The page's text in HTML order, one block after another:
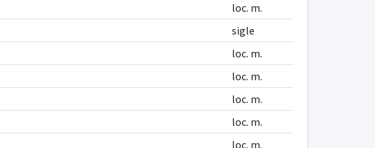
loc. m.
sigle
loc. m.
loc. m.
loc. m.
loc. m.
loc. m.